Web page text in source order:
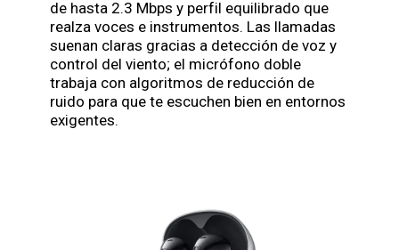
de hasta 2.3 Mbps y perfil equilibrado que
realza voces e instrumentos. Las llamadas
suenan claras gracias a detección de voz y
control del viento; el micrófono doble
trabaja con algoritmos de reducción de
ruido para que te escuchen bien en entornos
exigentes.